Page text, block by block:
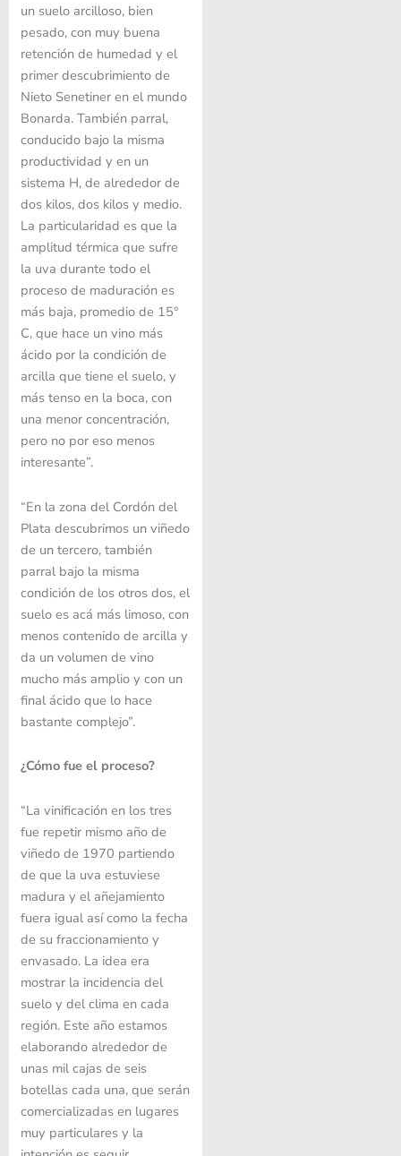
un suelo arcilloso, bien
pesado, con muy buena
retención de humedad y el
primer descubrimiento de
Nieto Senetiner en el mundo
Bonarda. También parral,
conducido bajo la misma
productividad y en un
sistema H, de alrededor de
dos kilos, dos kilos y medio.
La particularidad es que la
amplitud térmica que sufre
la uva durante todo el
proceso de maduración es
más baja, promedio de 15°
C, que hace un vino más
ácido por la condición de
arcilla que tiene el suelo, y
más tenso en la boca, con
una menor concentración,
pero no por eso menos
interesante”.
“En la zona del Cordón del
Plata descubrimos un viñedo
de un tercero, también
parral bajo la misma
condición de los otros dos, el
suelo es acá más limoso, con
menos contenido de arcilla y
da un volumen de vino
mucho más amplio y con un
final ácido que lo hace
bastante complejo”.
¿Cómo fue el proceso?
“La vinificación en los tres
fue repetir mismo año de
viñedo de 1970 partiendo
de que la uva estuviese
madura y el añejamiento
fuera igual así como la fecha
de su fraccionamiento y
envasado. La idea era
mostrar la incidencia del
suelo y del clima en cada
región. Este año estamos
elaborando alrededor de
unas mil cajas de seis
botellas cada una, que serán
comercializadas en lugares
muy particulares y la